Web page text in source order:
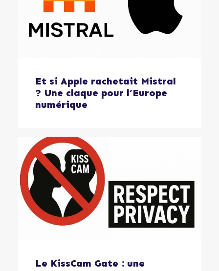
Et si Apple rachetait Mistral
? Une claque pour l’Europe
numérique
Le KissCam Gate : une